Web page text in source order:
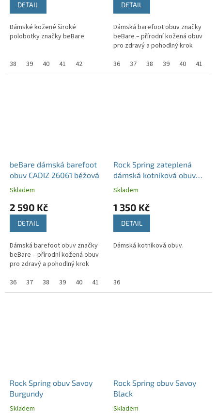
DETAIL
Dámské kožené široké
polobotky značky beBare.
38 39 40 41 42
DETAIL
Dámská barefoot obuv značky
beBare – přírodní kožená obuv
pro zdravý a pohodlný krok
36
37 38 39 40 41
beBare dámská barefoot
obuv CADIZ 26061 béžová
Skladem
2 590 Kč
DETAIL
Dámská barefoot obuv značky
beBare – přírodní kožená obuv
pro zdravý a pohodlný krok
36
37 38 39 40 41 42
Rock Spring zateplená
dámská kotníková obuv
Rocket šedá
Skladem
1 350 Kč
DETAIL
Dámská kotníková obuv.
36
Rock Spring obuv Savoy
Burgundy
Skladem
Rock Spring obuv Savoy
Black
Skladem